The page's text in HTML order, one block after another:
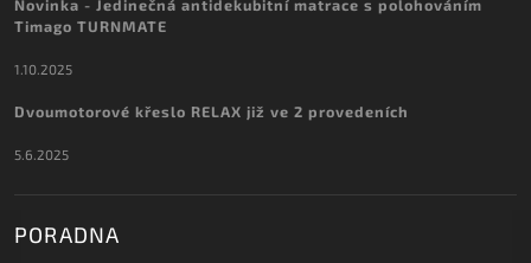
Novinka - Jedinečná antidekubitní matrace s polohováním
Timago TURNMATE
1.10.2025
Dvoumotorové křeslo RELAX již ve 2 provedeních
5.6.2025
PORADNA